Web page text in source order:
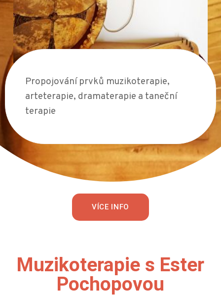
Propojování prvků muzikoterapie,
arteterapie, dramaterapie a taneční
terapie
VÍCE INFO
Muzikoterapie s Ester
Pochopovou